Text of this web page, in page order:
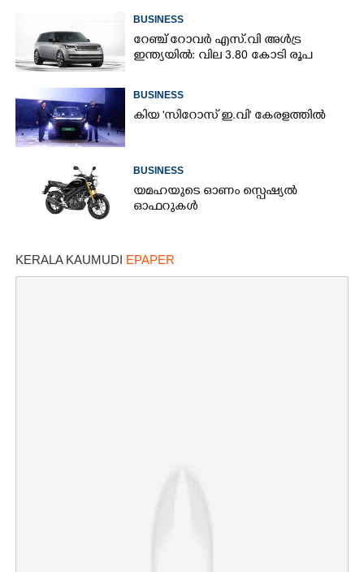
BUSINESS
റേഞ്ച് റോവർ എസ്‌.വി അൾട്ര
ഇന്ത്യയിൽ: വില 3.80 കോടി രൂപ
BUSINESS
കിയ 'സിറോസ് ഇ.വി' കേരളത്തിൽ
BUSINESS
യമഹയുടെ ഓണം സ്പെഷ്യൽ
ഓഫറുകൾ
KERALA KAUMUDI EPAPER